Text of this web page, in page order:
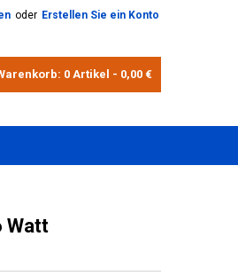
oder Erstellen Sie ein Konto
0 Artikel - 0,00 €
Watt